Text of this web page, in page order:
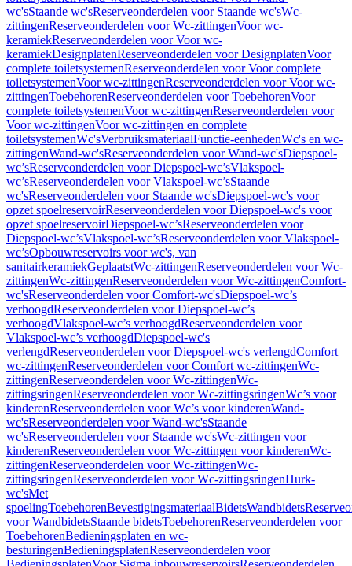
wc'sStaande wc'sReserveonderdelen voor Staande wc'sWc-
zittingenReserveonderdelen voor Wc-zittingenVoor wc-
keramiekReserveonderdelen voor Voor wc-
keramiekDesignplatenReserveonderdelen voor DesignplatenVoor
complete toiletsystemenReserveonderdelen voor Voor complete
toiletsystemenVoor wc-zittingenReserveonderdelen voor Voor wc-
zittingenToebehorenReserveonderdelen voor ToebehorenVoor
complete toiletsystemenVoor wc-zittingenReserveonderdelen voor
Voor wc-zittingenVoor wc-zittingen en complete
toiletsystemenWc'sVerbruiksmateriaalFunctie-eenhedenWc's en wc-
zittingenWand-wc'sReserveonderdelen voor Wand-wc'sDiepspoel-
wc’sReserveonderdelen voor Diepspoel-wc’sVlakspoel-
wc’sReserveonderdelen voor Vlakspoel-wc’sStaande
wc'sReserveonderdelen voor Staande wc'sDiepspoel-wc's voor
opzet spoelreservoirReserveonderdelen voor Diepspoel-wc's voor
opzet spoelreservoirDiepspoel-wc’sReserveonderdelen voor
Diepspoel-wc’sVlakspoel-wc’sReserveonderdelen voor Vlakspoel-
wc’sOpbouwreservoirs voor wc's, van
sanitairkeramiekGeplaatstWc-zittingenReserveonderdelen voor Wc-
zittingenWc-zittingenReserveonderdelen voor Wc-zittingenComfort-
wc'sReserveonderdelen voor Comfort-wc'sDiepspoel-wc’s
verhoogdReserveonderdelen voor Diepspoel-wc’s
verhoogdVlakspoel-wc’s verhoogdReserveonderdelen voor
Vlakspoel-wc’s verhoogdDiepspoel-wc's
verlengdReserveonderdelen voor Diepspoel-wc's verlengdComfort
wc-zittingenReserveonderdelen voor Comfort wc-zittingenWc-
zittingenReserveonderdelen voor Wc-zittingenWc-
zittingsringenReserveonderdelen voor Wc-zittingsringenWc’s voor
kinderenReserveonderdelen voor Wc’s voor kinderenWand-
wc'sReserveonderdelen voor Wand-wc'sStaande
wc'sReserveonderdelen voor Staande wc'sWc-zittingen voor
kinderenReserveonderdelen voor Wc-zittingen voor kinderenWc-
zittingenReserveonderdelen voor Wc-zittingenWc-
zittingsringenReserveonderdelen voor Wc-zittingsringenHurk-
wc'sMet
spoelingToebehorenBevestigingsmateriaalBidetsWandbidets
voor WandbidetsStaande bidetsToebehorenReserveonderdelen voor
ToebehorenBedieningsplaten en wc-
besturingenBedieningsplatenReserveonderdelen voor